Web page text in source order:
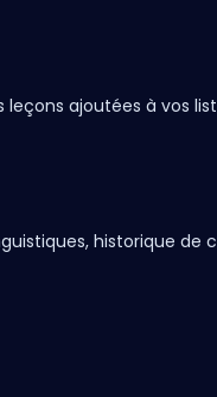
ajoutées à vos
historique de